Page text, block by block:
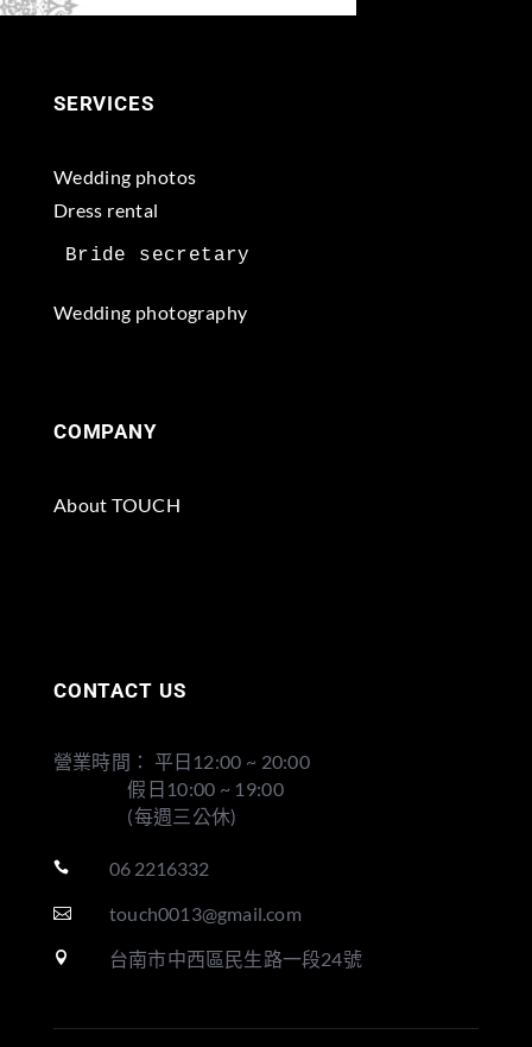
SERVICES
Wedding photos
Dress rental
Wedding photography
COMPANY
About TOUCH
CONTACT US
營業時間： 平日12:00 ~ 20:00
假日10:00 ~ 19:00
(每週三公休)
 06 2216332
 touch0013@gmail.com
 台南市中西區民生路一段24號